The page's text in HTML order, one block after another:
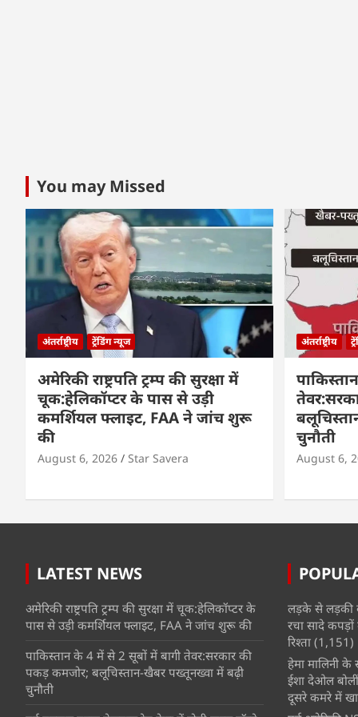
You may Missed
अंतर्राष्ट्रीय ट्रेंडिंग न्यूज
अमेरिकी राष्ट्रपति ट्रम्प की सुरक्षा में
चूक:हेलिकॉप्टर के पास से उड़ी
कमर्शियल फ्लाइट, FAA ने जांच शुरू
की
August 6, 2026 Star Savera
अंतर्राष्ट्रीय
चुनौती
August 6,
LATEST NEWS
अमेरिकी राष्ट्रपति ट्रम्प की सुरक्षा में चूक:हेलिकॉप्टर के
पास से उड़ी कमर्शियल फ्लाइट, FAA ने जांच शुरू की
पाकिस्तान के 4 में से 2 सूबों में बागी तेवर:सरकार की
पकड़ कमजोर; बलूचिस्तान-खैबर पख्तूनख्वा में बढ़ी
चुनौती
लड़के से लड़की
रचा सादे
रिश्ता (1,151)
हेमा मालिनी के
ईशा देओल
दूसरे कमरे में